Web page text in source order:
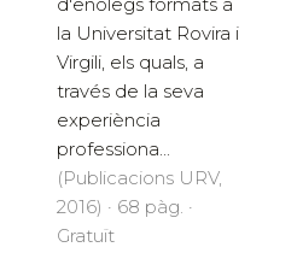
la Universitat Rovira i
Virgili, els quals, a
través de la seva
experiència
professiona...
(Publicacions URV,
2016) · 68 pàg. ·
Gratuït